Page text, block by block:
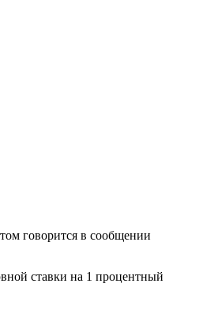
говорится в сообщении
ставки на 1 процентный